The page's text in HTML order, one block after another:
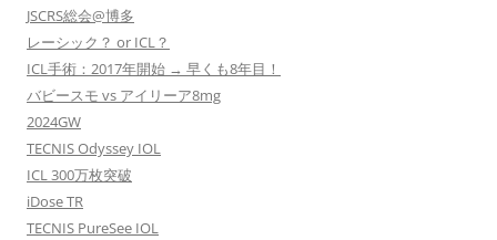
JSCRS総会@博多
レーシック？ or ICL？
ICL手術：2017年開始 → 早くも8年目！
バビースモ vs アイリーア8mg
2024GW
TECNIS Odyssey IOL
ICL 300万枚突破
iDose TR
TECNIS PureSee IOL